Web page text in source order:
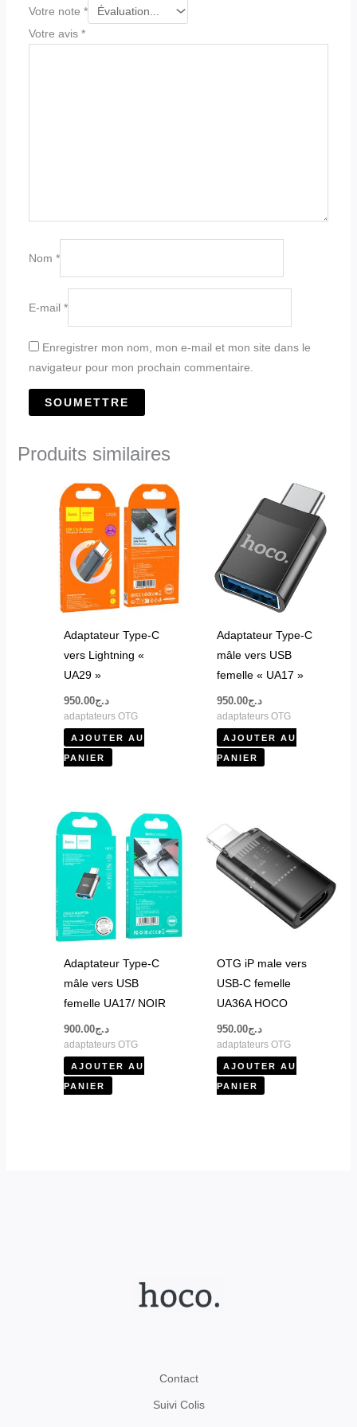
Votre note *
Votre avis *
Nom *
E-mail *
Enregistrer mon nom, mon e-mail et mon site dans le
navigateur pour mon prochain commentaire.
Produits similaires
Adaptateur Type-C
vers Lightning «
UA29 »
د.ج950.00
adaptateurs OTG
AJOUTER AU
PANIER
Adaptateur Type-C
mâle vers USB
femelle « UA17 »
د.ج950.00
adaptateurs OTG
AJOUTER AU
PANIER
Adaptateur Type-C
mâle vers USB
femelle UA17/ NOIR
د.ج900.00
adaptateurs OTG
AJOUTER AU
PANIER
OTG iP male vers
USB-C femelle
UA36A HOCO
د.ج950.00
adaptateurs OTG
AJOUTER AU
PANIER
Contact
Suivi Colis